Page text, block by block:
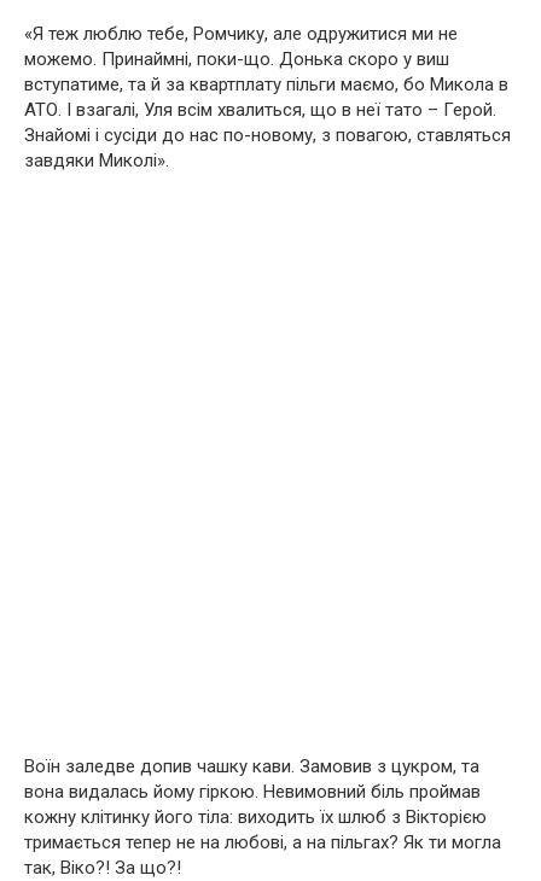
«Я теж люблю тебе, Ромчику, але одружитися ми не
можемо. Принаймні, поки-що. Донька скоро у виш
вступатиме, та й за квартплату пільги маємо, бо Микола в
АТО. І взагалі, Уля всім хвалиться, що в неї тато – Герой.
Знайомі і сусіди до нас по-новому, з повагою, ставляться
завдяки Миколі».
Воїн заледве допив чашку кави. Замовив з цукром, та
вона видалась йому гіркою. Невимовний бiль проймав
кожну клiтинку його тiла: виходить їх шлюб з Вікторією
тримається тепер не на любові, а на пільгах? Як ти могла
так, Віко?! За що?!